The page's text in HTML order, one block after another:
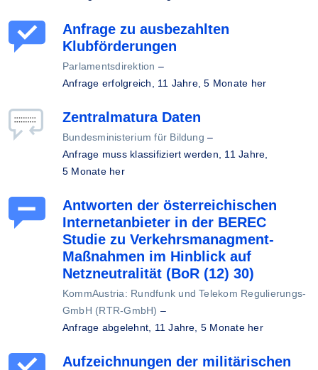
Anfrage zu ausbezahlten
Klubförderungen
Parlamentsdirektion –
Anfrage erfolgreich, 11 Jahre, 5 Monate her
Zentralmatura Daten
Bundesministerium für Bildung –
Anfrage muss klassifiziert werden, 11 Jahre,
5 Monate her
Antworten der österreichischen
Internetanbieter in der BEREC
Studie zu Verkehrsmanagment-
Maßnahmen im Hinblick auf
Netzneutralität (BoR (12) 30)
KommAustria: Rundfunk und Telekom Regulierungs-
GmbH (RTR-GmbH) –
Anfrage abgelehnt, 11 Jahre, 5 Monate her
Aufzeichnungen der militärischen